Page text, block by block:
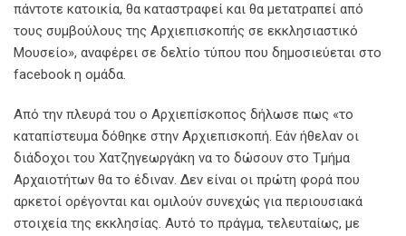
πάντοτε κατοικία, θα καταστραφεί και θα μετατραπεί από
τους συμβούλους της Αρχιεπισκοπής σε εκκλησιαστικό
Μουσείο», αναφέρει σε δελτίο τύπου που δημοσιεύεται στο
facebook η ομάδα.
Από την πλευρά του ο Αρχιεπίσκοπος δήλωσε πως «το
καταπίστευμα δόθηκε στην Αρχιεπισκοπή. Εάν ήθελαν οι
διάδοχοι του Χατζηγεωργάκη να το δώσουν στο Τμήμα
Αρχαιοτήτων θα το έδιναν. Δεν είναι οι πρώτη φορά που
αρκετοί ορέγονται και ομιλούν συνεχώς για περιουσιακά
στοιχεία της εκκλησίας. Αυτό το πράγμα, τελευταίως, με